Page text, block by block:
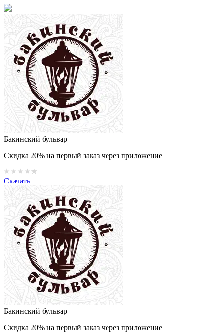
Бакинский бульвар
Скидка 20% на первый заказ через приложение
Скачать
Бакинский бульвар
Скидка 20% на первый заказ через приложение